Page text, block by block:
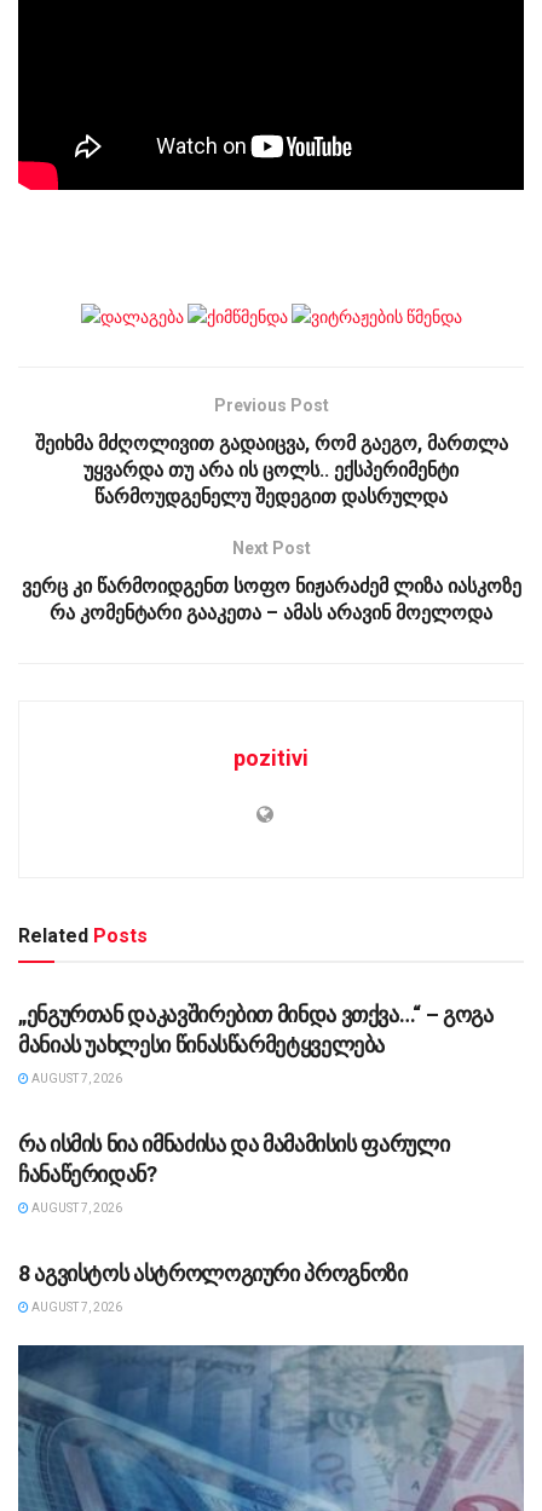
Previous Post
შეიხმა მძღოლივით გადაიცვა, რომ გაეგო, მართლა
უყვარდა თუ არა ის ცოლს.. ექსპერიმენტი
წარმოუდგენელუ შედეგით დასრულდა
Next Post
ვერც კი წარმოიდგენთ სოფო ნიჟარაძემ ლიზა იასკოზე
რა კომენტარი გააკეთა – ამას არავინ მოელოდა
pozitivi
Related Posts
ᲡᲐᲖᲝᲒᲐᲓᲝᲔᲑᲐ
„ენგურთან დაკავშირებით მინდა ვთქვა…“ – გოგა
მანიას უახლესი წინასწარმეტყველება
AUGUST 7, 2026
რა ისმის ნია იმნაძისა და მამამისის ფარული
ჩანაწერიდან?
AUGUST 7, 2026
8 აგვისტოს ასტროლოგიური პროგნოზი
AUGUST 7, 2026